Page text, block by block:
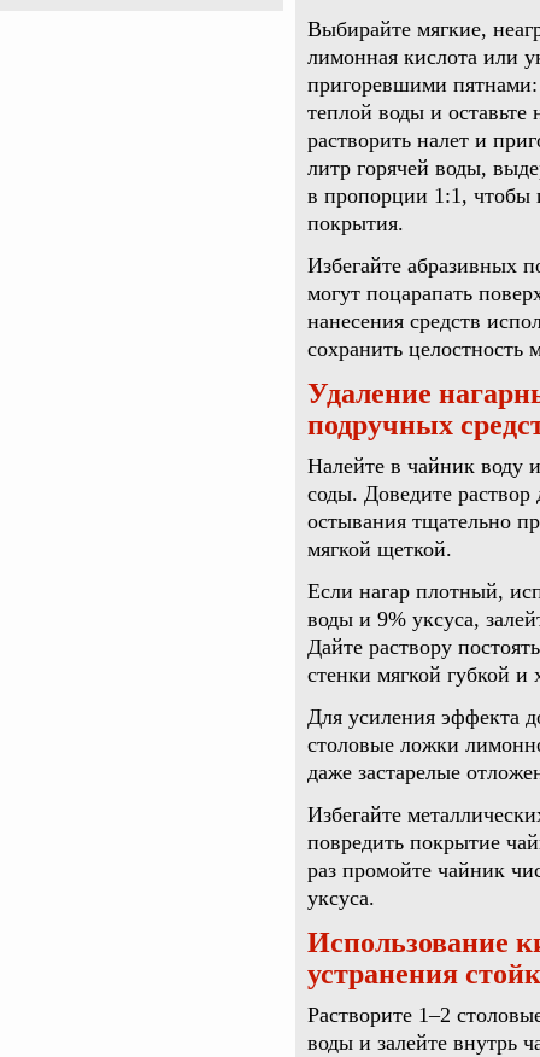
Выбирайте мягкие,
лимонная кислота или
пригоревшими пятнами:
теплой воды и
растворить налет и
литр горячей воды,
в пропорции 1:1, чтобы
покрытия.
Избегайте абразивных
могут поцарапать
нанесения средств
сохранить целостность
Удаление
подручных
Налейте в чайник воду
соды. Доведите
остывания тщательно
мягкой щеткой.
Если нагар плотный,
воды и 9% уксуса,
Дайте раствору
стенки мягкой губкой
Для усиления эффекта
столовые ложки
даже застарелые
Избегайте
повредить покрытие
раз промойте чайник
уксуса.
Использование
устранения
Растворите 1–2
воды и залейте внутрь